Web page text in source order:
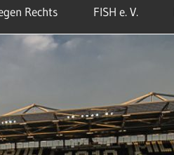
Rechts FISH e. V.